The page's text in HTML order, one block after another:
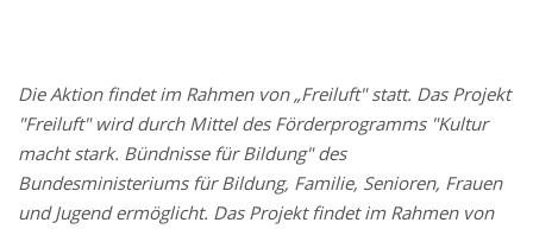
Die Aktion findet im Rahmen von „Freiluft" statt. Das Projekt
"Freiluft" wird durch Mittel des Förderprogramms "Kultur
macht stark. Bündnisse für Bildung" des
Bundesministeriums für Bildung, Familie, Senioren, Frauen
und Jugend ermöglicht. Das Projekt findet im Rahmen von